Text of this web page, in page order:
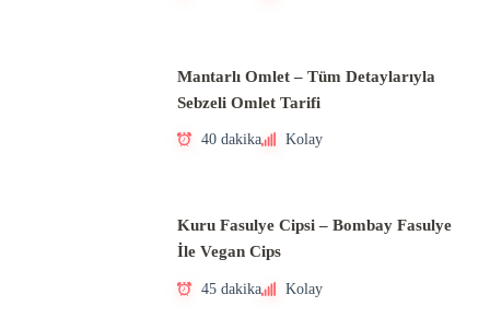
Mantarlı Omlet – Tüm Detaylarıyla
Sebzeli Omlet Tarifi
40 dakika Kolay
Kuru Fasulye Cipsi – Bombay Fasulye
İle Vegan Cips
45 dakika Kolay